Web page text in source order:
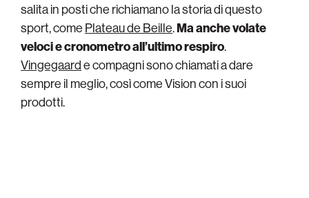
salita in posti che richiamano la storia di questo
sport, come Plateau de Beille.Ma anche volate
veloci e cronometro all’ultimo respiro.
Vingegaarde compagni sono chiamati a dare
sempre il meglio, così come Vision con i suoi
prodotti.